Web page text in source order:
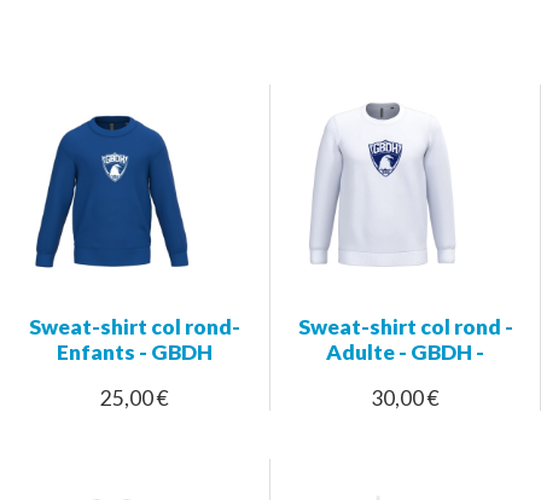
Sweat-shirt col rond-
Enfants - GBDH
25,00 €
Sweat-shirt col rond -
Adulte - GBDH -
30,00 €